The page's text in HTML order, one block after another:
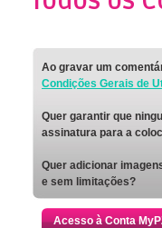
Ao gravar um
Condições Gerais de
Quer garantir que
assinatura para a
Quer adicionar
e sem limitações?
Acesso à Conta